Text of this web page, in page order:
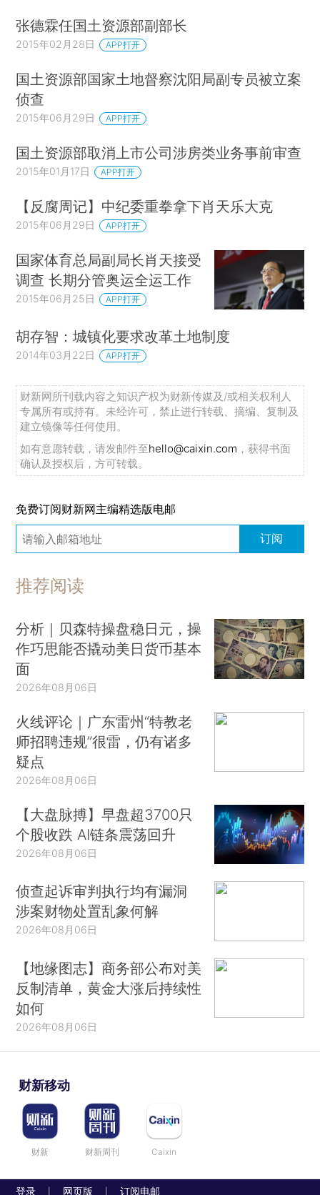
张德霖任国土资源部副部长
2015年02月28日 APP打开
国土资源部国家土地督察沈阳局副专员被立案
侦查
2015年06月29日 APP打开
国土资源部取消上市公司涉房类业务事前审查
2015年01月17日 APP打开
【反腐周记】中纪委重拳拿下肖天乐大克
2015年06月29日 APP打开
国家体育总局副局长肖天接受
调查 长期分管奥运全运工作
2015年06月25日 APP打开
胡存智：城镇化要求改革土地制度
2014年03月22日 APP打开
财新网所刊载内容之知识产权为财新传媒及/或相关权利人
专属所有或持有。未经许可，禁止进行转载、摘编、复制及
建立镜像等任何使用。
如有意愿转载，请发邮件至hello@caixin.com ，获得书面
确认及授权后，方可转载。
免费订阅财新网主编精选版电邮
订阅
推荐阅读
分析｜贝森特操盘稳日元，操
作巧思能否撬动美日货币基本
面
2026年08月06日
火线评论｜广东雷州“特教老
师招聘违规”很雷，仍有诸多
疑点
2026年08月06日
【大盘脉搏】早盘超3700只
个股收跌 AI链条震荡回升
2026年08月06日
侦查起诉审判执行均有漏洞
涉案财物处置乱象何解
2026年08月06日
【地缘图志】商务部公布对美
反制清单，黄金大涨后持续性
如何
2026年08月06日
财新移动
财新 财新周刊 Caixin
登录 网页版 订阅电邮